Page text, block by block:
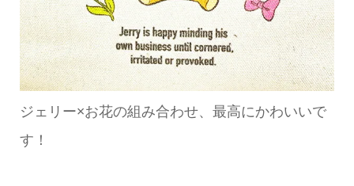
ジェリー×お花の組み合わせ、最高にかわいいで
す！